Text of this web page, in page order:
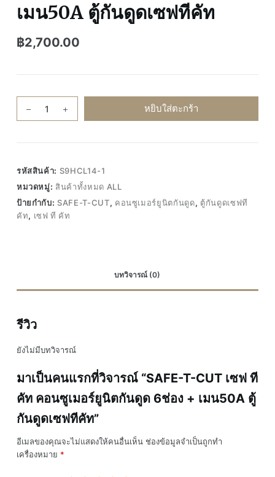
เมน50A ตู้กันดูดเซฟทีคัท
฿2,700.00
SAFE-
ที
คัท
คอน
ซู
ดูด
+
ตู้
ดูด
เซฟ
ที
ชิ้น
หยิบใส่ตะกร้า
รหัสสินค้า: S9HCL14-1
หมวดหมู่: สินค้าทั้งหมด ALL
ป้ายกำกับ: SAFE-T-CUT, คอนซูเมอร์ยูนิตกันดูด, ตู้กันดูดเซฟที
คัท, เซฟ ที คัท
บทวิจารณ์ (0)
รีวิว
ยังไม่มีบทวิจารณ์
มาเป็นคนแรกที่วิจารณ์ “SAFE-T-CUT เซฟ ที
คัท คอนซูเมอร์ยูนิตกันดูด 6ช่อง + เมน50A ตู้
กันดูดเซฟทีคัท”
อีเมลของคุณจะไม่แสดงให้คนอื่นเห็น ช่องข้อมูลจำเป็นถูกทำ
เครื่องหมาย *